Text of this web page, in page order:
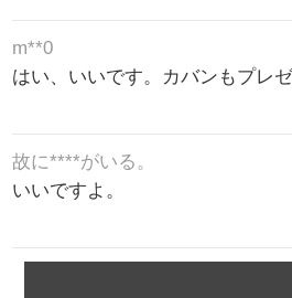
m**0
はい、いいです。カバンもプレ
故に****がいる。
いいですよ。